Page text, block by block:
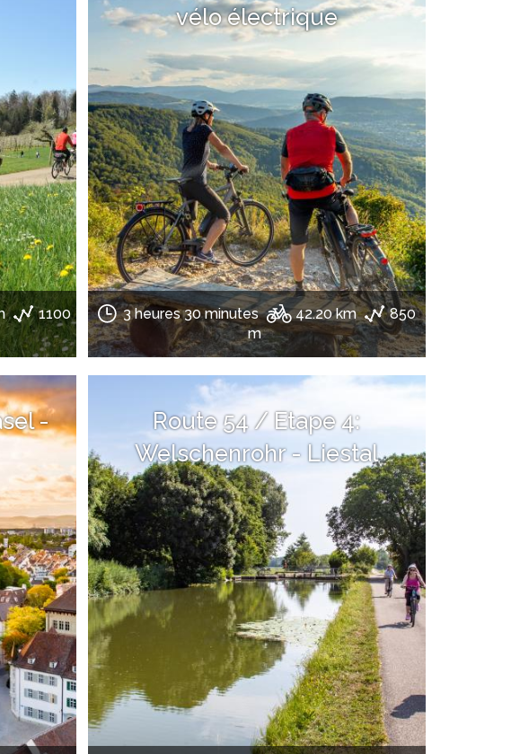
1100
vélo électrique
3 heures 30 minutes 42.20 km
850
m
-
Route 54 / Etape 4:
Welschenrohr - Liestal